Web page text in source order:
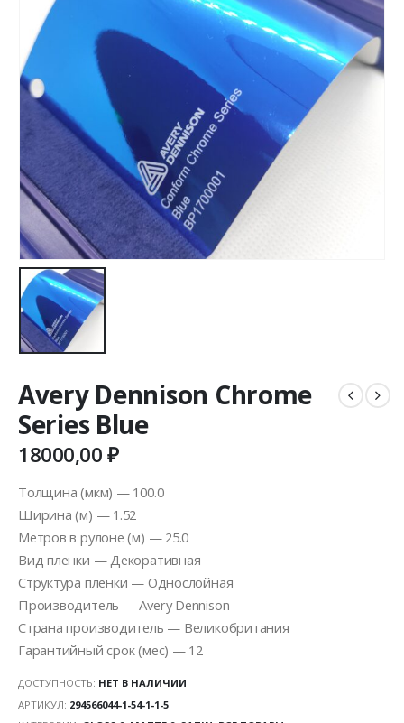
Avery Dennison Chrome
Series Blue
18000,00₽
Толщина (мкм) — 100.0
Ширина (м) — 1.52
Метров в рулоне (м) — 25.0
Вид пленки — Декоративная
Структура пленки — Однослойная
Производитель — Avery Dennison
Страна производитель — Великобритания
Гарантийный срок (мес) — 12
ДОСТУПНОСТЬ: НЕТ В НАЛИЧИИ
АРТИКУЛ: 294566044-1-54-1-1-5